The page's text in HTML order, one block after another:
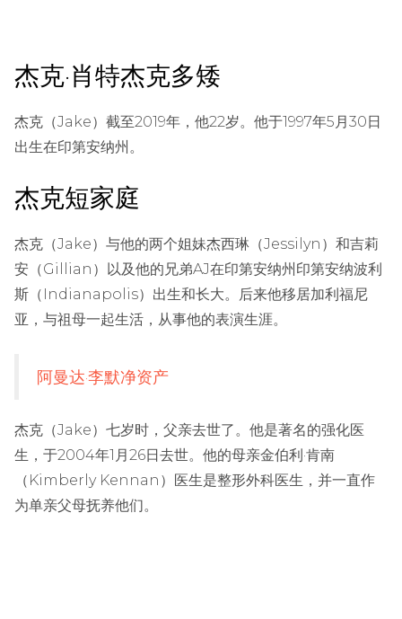
杰克·肖特杰克多矮
杰克（Jake）截至2019年，他22岁。他于1997年5月30日
出生在印第安纳州。
杰克短家庭
杰克（Jake）与他的两个姐妹杰西琳（Jessilyn）和吉莉
安（Gillian）以及他的兄弟AJ在印第安纳州印第安纳波利
斯（Indianapolis）出生和长大。后来他移居加利福尼
亚，与祖母一起生活，从事他的表演生涯。
阿曼达·李默净资产
杰克（Jake）七岁时，父亲去世了。他是著名的强化医
生，于2004年1月26日去世。他的母亲金伯利·肯南
（Kimberly Kennan）医生是整形外科医生，并一直作
为单亲父母抚养他们。